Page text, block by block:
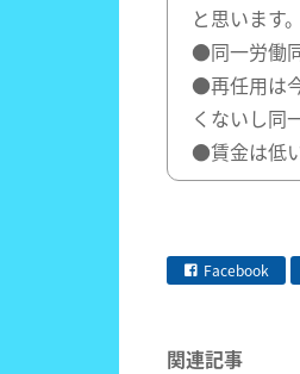
と思います。
●同一労働
●再任用は
くないし同
●賃金は低
Facebook
関連記事